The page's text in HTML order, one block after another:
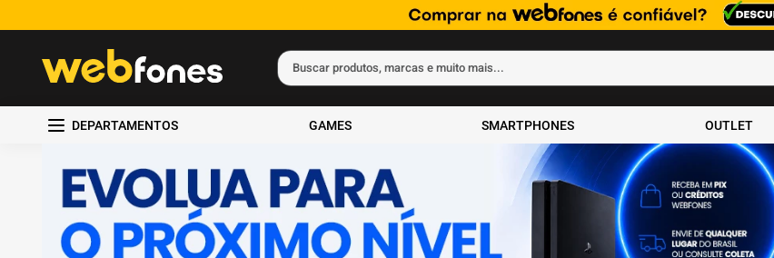
Buscar produtos, marcas e muito mais...
DEPARTAMENTOS GAMES SMARTPHONES OUTLET
Termos mais buscados
2 º
gift card
3º
ps4
4
smartphone